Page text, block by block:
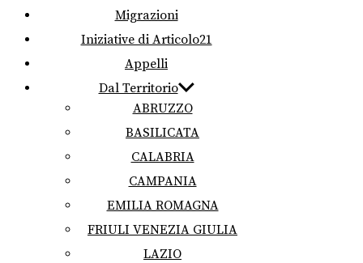
Migrazioni
Iniziative di Articolo21
Appelli
Dal Territorio
ABRUZZO
BASILICATA
CALABRIA
CAMPANIA
EMILIA ROMAGNA
FRIULI VENEZIA GIULIA
LAZIO